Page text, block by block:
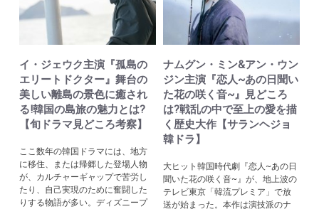
イ・ジェウク主演『孤島の
エリートドクター』舞台の
美しい離島の景色に癒され
る!韓国の島旅の魅力とは?
【旬ドラマ見どころ考察】
ここ数年の韓国ドラマには、地方
に移住、または帰郷した登場人物
が、カルチャーギャップで苦労し
たり、自己実現のために奮闘した
りする物語が多い。ディズニープ
ナムグン・ミン&アン・ウン
ジン主演『恋人~あの日聞い
た花の咲く音~』見どころ
は?戦乱の中で至上の愛を描
く歴史大作【サランヘジョ
韓ドラ】
大ヒット韓国時代劇『恋人~あの日
聞いた花の咲く音~』が、地上波の
テレビ東京「韓流プレミア」で放
送が始まった。本作は演技派のナ